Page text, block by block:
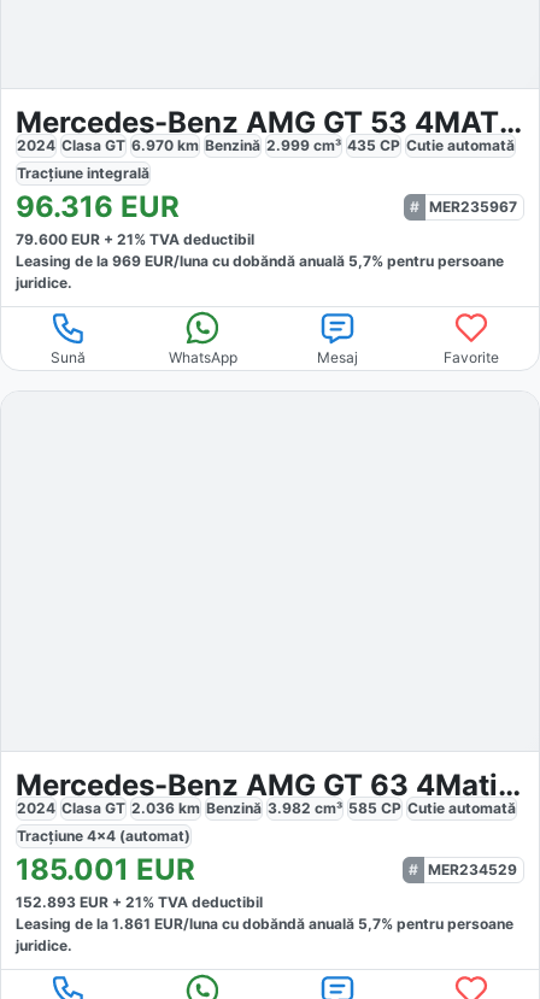
Mercedes-Benz AMG GT 53 4MATIC
2024 Clasa GT 6.970 km Benzină 2.999 cm³ 435 CP Cutie automată
Tracțiune integrală
96.316 EUR
MER235967
79.600 EUR + 21% TVA deductibil
Leasing de la 969 EUR/luna cu dobăndă anuală 5,7% pentru persoane
juridice.
Sună WhatsApp Mesaj Favorite
Mercedes-Benz AMG GT 63 4Matic+
2024 Clasa GT 2.036 km Benzină 3.982 cm³ 585 CP Cutie automată
Tracțiune 4x4 (automat)
185.001 EUR
MER234529
152.893 EUR + 21% TVA deductibil
Leasing de la 1.861 EUR/luna cu dobăndă anuală 5,7% pentru persoane
juridice.